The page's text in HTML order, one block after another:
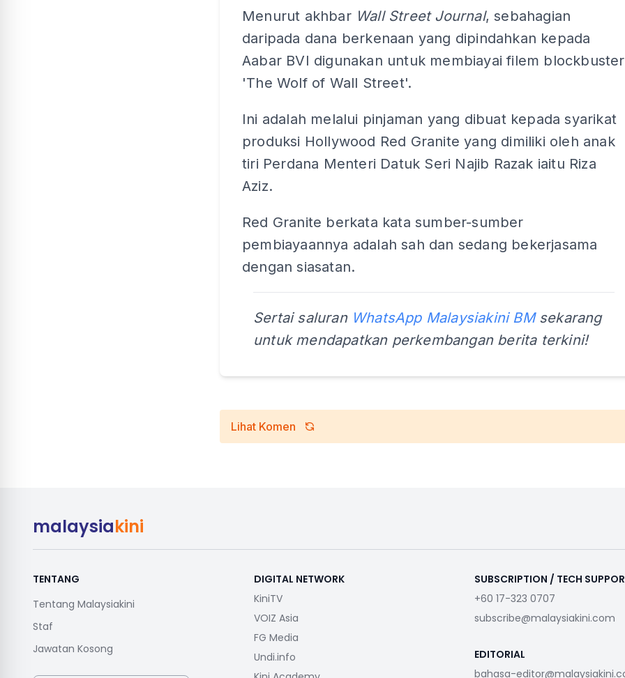
Menurut akhbar Wall Street Journal, sebahagian
daripada dana berkenaan yang dipindahkan kepada
Aabar BVI digunakan untuk membiayai filem blockbuster
'The Wolf of Wall Street'.
Ini adalah melalui pinjaman yang dibuat kepada syarikat
produksi Hollywood Red Granite yang dimiliki oleh anak
tiri Perdana Menteri Datuk Seri Najib Razak iaitu Riza
Aziz.
Red Granite berkata kata sumber-sumber
pembiayaannya adalah sah dan sedang bekerjasama
dengan siasatan.
Sertai saluran WhatsApp Malaysiakini BMsekarang
untuk mendapatkan perkembangan berita terkini!
Lihat Komen
malaysiakini
TENTANG
Tentang Malaysiakini
Staf
Jawatan Kosong
DIGITAL NETWORK
KiniTV
VOIZ Asia
FG Media
Undi.info
SUBSCRIPTION / TECH
+60 17-323 0707
subscribe@malaysiakini.com
EDITORIAL
bahasa-